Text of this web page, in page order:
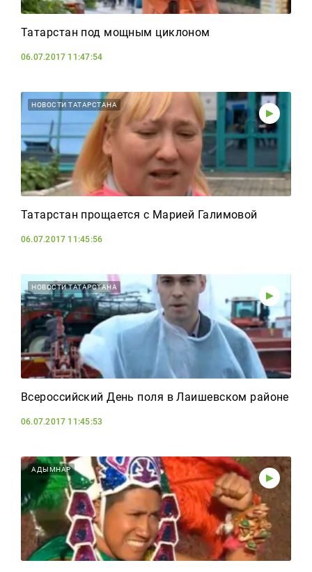
Татарстан под мощным циклоном
06.07.2017 11:47:54
НОВОСТИ ТАТАРСТАНА
Татарстан прощается с Марией Галимовой
06.07.2017 11:45:56
НОВОСТИ ТАТАРСТАНА
Всероссийский День поля в Лаишевском районе
06.07.2017 11:45:53
АДЫМНАР